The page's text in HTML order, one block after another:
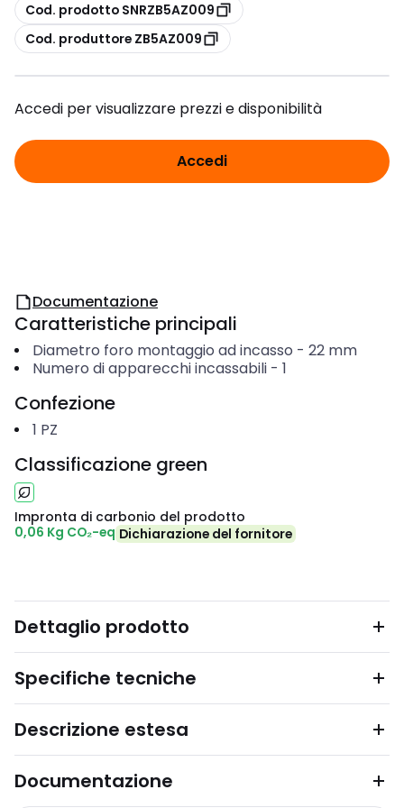
copia
Cod. prodotto SNRZB5AZ009
copia
Cod. produttore ZB5AZ009
Accedi per visualizzare prezzi e disponibilità
Accedi
Documentazione
Caratteristiche principali
Diametro foro montaggio ad incasso - 22 mm
Numero di apparecchi incassabili- 1
Confezione
1 PZ
Classificazione green
Impronta di carbonio del prodotto
0,06 Kg CO₂-eq Dichiarazione del fornitore
Dettaglio prodotto
Specifiche tecniche
Descrizione estesa
Documentazione